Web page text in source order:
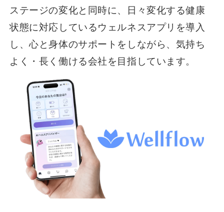
ステージの変化と同時に、日々変化する健康
状態に対応しているウェルネスアプリを導入
し、心と身体のサポートをしながら、気持ち
よく・長く働ける会社を目指しています。